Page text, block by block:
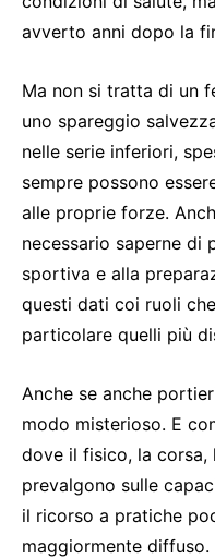
avverto anni dopo la
Ma non si tratta di un
uno spareggio
nelle serie inferiori,
sempre possono
alle proprie forze.
necessario saperne di
sportiva e alla
questi dati coi ruoli
particolare quelli più
Anche se anche
modo misterioso. E
dove il fisico, la
prevalgono sulle
il ricorso a pratiche
maggiormente